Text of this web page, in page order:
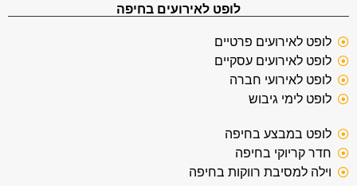
לופט לאירועים בחיפה
לופט לאירועים פרטיים
לופט לאירועים עסקיים
לופט לאירועי חברה
לופט לימי גיבוש
לופט במבצע בחיפה
חדר קריוקי בחיפה
וילה למסיבת רווקות בחיפה